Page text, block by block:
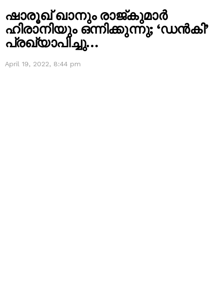
ഷാരൂഖ് ഖാനും രാജ്കുമാർ
ഹിരാനിയും ഒന്നിക്കുന്നു; ‘ഡൻകി’
പ്രഖ്യാപിച്ചു…
April 19, 2022, 8:44 pm